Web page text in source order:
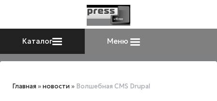
Каталог Меню
Главная »новости » Волшебная CMS Drupal